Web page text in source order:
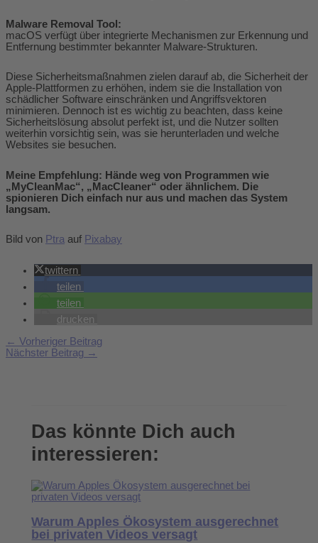
Malware Removal Tool:
macOS verfügt über integrierte Mechanismen zur Erkennung und
Entfernung bestimmter bekannter Malware-Strukturen.
Diese Sicherheitsmaßnahmen zielen darauf ab, die Sicherheit der
Apple-Plattformen zu erhöhen, indem sie die Installation von
schädlicher Software einschränken und Angriffsvektoren
minimieren. Dennoch ist es wichtig zu beachten, dass keine
Sicherheitslösung absolut perfekt ist, und die Nutzer sollten
weiterhin vorsichtig sein, was sie herunterladen und welche
Websites sie besuchen.
Meine Empfehlung: Hände weg von Programmen wie
„MyCleanMac“, „MacCleaner“ oder ähnlichem. Die
spionieren Dich einfach nur aus und machen das System
langsam.
Bild von Ptra auf Pixabay
twittern
teilen
teilen
drucken
← Vorheriger Beitrag
Nächster Beitrag →
Das könnte Dich auch
interessieren:
Warum Apples Ökosystem ausgerechnet
bei privaten Videos versagt